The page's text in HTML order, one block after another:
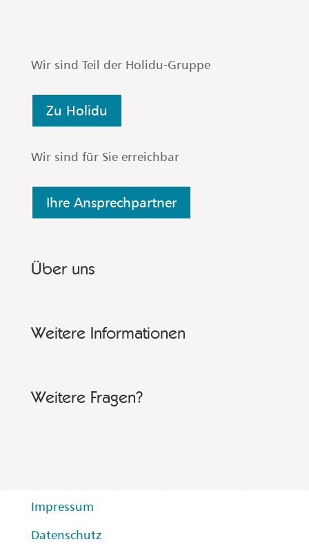
Wir sind Teil der Holidu-Gruppe
Zu Holidu
Wir sind für Sie erreichbar
Ihre Ansprechpartner
Über uns
Weitere Informationen
Weitere Fragen?
Impressum
Datenschutz